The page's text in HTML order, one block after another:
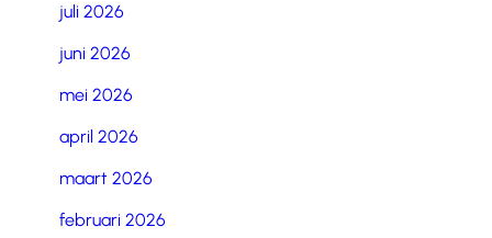
juli 2026
juni 2026
mei 2026
april 2026
maart 2026
februari 2026